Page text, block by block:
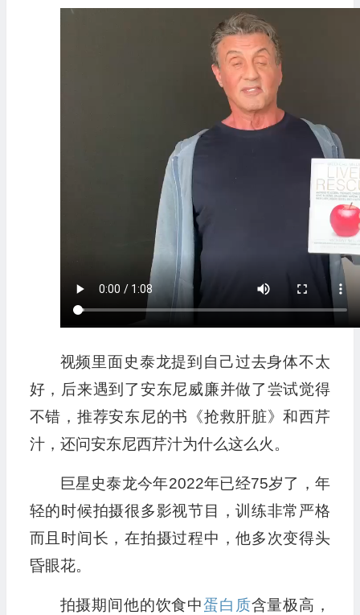
视频里面史泰龙提到自己过去身体不太
好，后来遇到了安东尼威廉并做了尝试觉得
不错，推荐安东尼的书《抢救肝脏》和西芹
汁，还问安东尼西芹汁为什么这么火。
巨星史泰龙今年2022年已经75岁了，年
轻的时候拍摄很多影视节目，训练非常严格
而且时间长，在拍摄过程中，他多次变得头
昏眼花。
拍摄期间他的饮食中蛋白质含量极高，